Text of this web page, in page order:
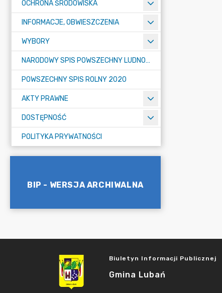
OCHRONA ŚRODOWISKA
INFORMACJE, OBWIESZCZENIA
WYBORY
NARODOWY SPIS POWSZECHNY LUDNOŚCI I MIESZKAŃ W 2021
POWSZECHNY SPIS ROLNY 2020
AKTY PRAWNE
DOSTĘPNOŚĆ
POLITYKA PRYWATNOŚCI
BIP - WERSJA ARCHIWALNA
Biuletyn Informacji Publicznej
Gmina Lubań